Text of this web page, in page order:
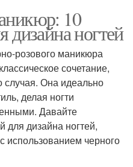
10
дизайна ногтей
розового маникюра
сочетание,
случая. Она идеально
делая ногти
Давайте
для дизайна ногтей,
использованием черного